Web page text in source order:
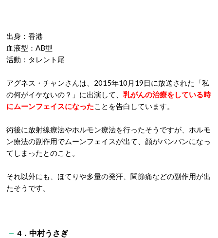
出身：香港
血液型：AB型
活動：タレント尾
アグネス・チャンさんは、2015年10月19日に放送された「私
の何がイケないの？」に出演して、 乳がんの治療をしている時
にムーンフェイスになったことを告白しています。
術後に放射線療法やホルモン療法を行ったそうですが、ホルモ
ン療法の副作用でムーンフェイスが出て、顔がパンパンになっ
てしまったとのこと。
それ以外にも、ほてりや多量の発汗、関節痛などの副作用が出
たそうです。
4．中村うさぎ